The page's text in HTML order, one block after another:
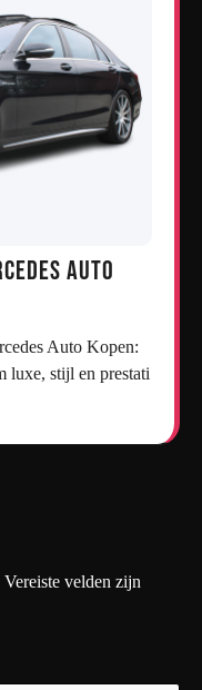
auto
luxe, stijl en prestati
Vereiste velden zijn